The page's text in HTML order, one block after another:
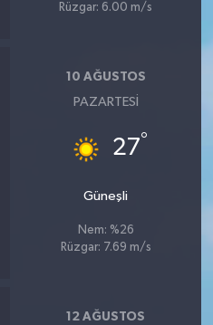
Rüzgar: 6.00 m/s
10 AĞUSTOS
PAZARTESI
27°
Güneşli
Nem: %26
Rüzgar: 7.69 m/s
12 AĞUSTOS